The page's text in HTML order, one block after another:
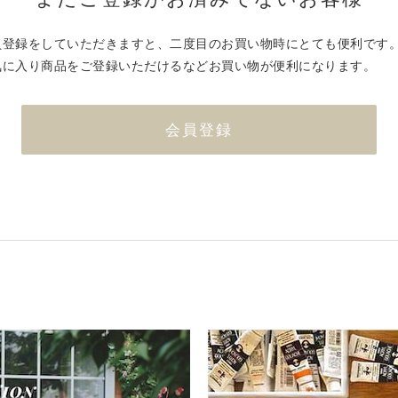
登録をしていただきますと、二度目のお買い物時にとても便利です
入り商品をご登録いただけるなどお買い物が便利になります。
会員登録